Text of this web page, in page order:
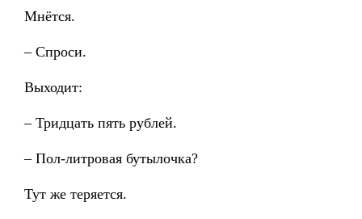
Мнётся.
– Спроси.
Выходит:
– Тридцать пять рублей.
– Пол-литровая бутылочка?
Тут же теряется.